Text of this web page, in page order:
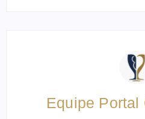
Equipe Portal